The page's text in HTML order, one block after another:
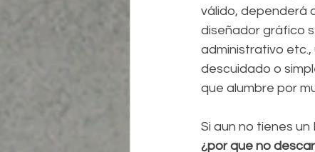
válido, dependerá
diseñador gráfico
administrativo etc.,
descuidado o
que alumbre por
Si aun no tienes
¿por que no